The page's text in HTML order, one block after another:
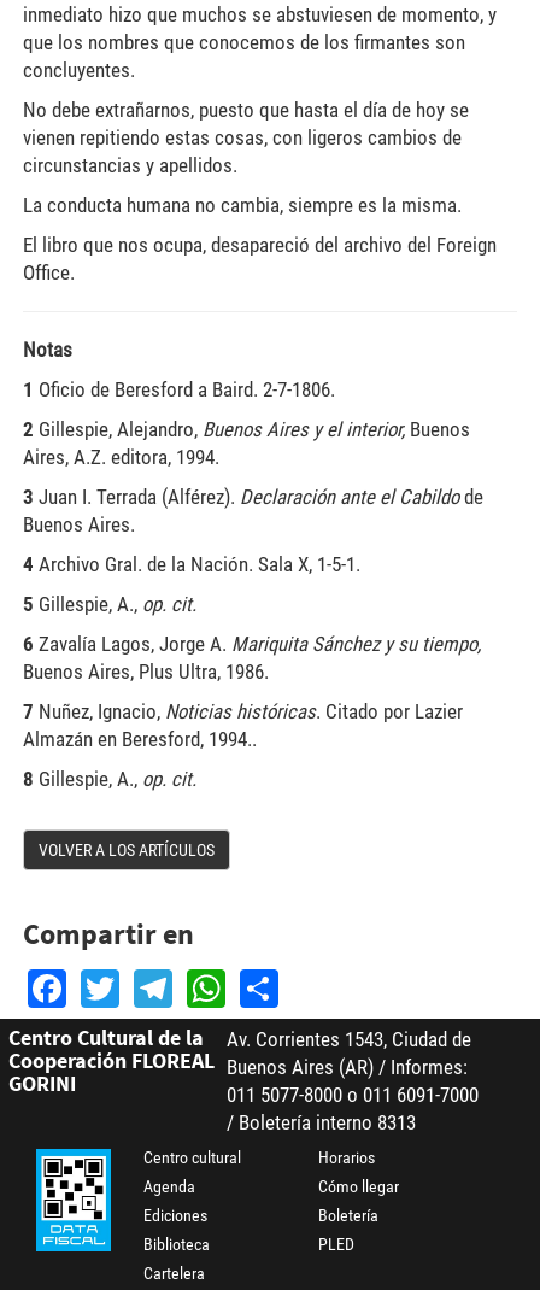
inmediato hizo que muchos se abstuviesen de momento, y
que los nombres que conocemos de los firmantes son
concluyentes.
No debe extrañarnos, puesto que hasta el día de hoy se
vienen repitiendo estas cosas, con ligeros cambios de
circunstancias y apellidos.
La conducta humana no cambia, siempre es la misma.
El libro que nos ocupa, desapareció del archivo del Foreign
Office.
Notas
1 Oficio de Beresford a Baird. 2-7-1806.
2 Gillespie, Alejandro, Buenos Aires y el interior,Buenos
Aires, A.Z. editora, 1994.
3 Juan I. Terrada (Alférez). Declaración ante el Cabildode
Buenos Aires.
4 Archivo Gral. de la Nación. Sala X, 1-5-1.
5 Gillespie, A., op. cit.
6 Zavalía Lagos, Jorge A. Mariquita Sánchez y su tiempo,
Buenos Aires, Plus Ultra, 1986.
7 Nuñez, Ignacio, Noticias históricas. Citado por Lazier
Almazán en Beresford, 1994..
8 Gillespie, A., op. cit.
VOLVER A LOS ARTÍCULOS
Compartir en
Facebook
TwitterTelegram
WhatsApp
Share
Centro Cultural de la
Cooperación FLOREAL
GORINI
Av. Corrientes 1543, Ciudad de
Buenos Aires (AR) / Informes:
011 5077-8000 o 011 6091-7000
/ Boletería interno 8313
Centro cultural
Agenda
Ediciones
Biblioteca
Cartelera
Horarios
Cómo llegar
Boletería
PLED